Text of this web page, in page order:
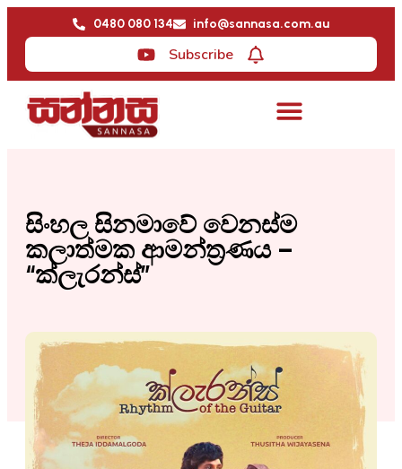
0480 080 134 info@sannasa.com.au
Subscribe
සිංහල සිනමාවේ වෙනස්ම
කලාත්මක ආමන්ත්‍රණය –
“ක්ලැරන්ස්”